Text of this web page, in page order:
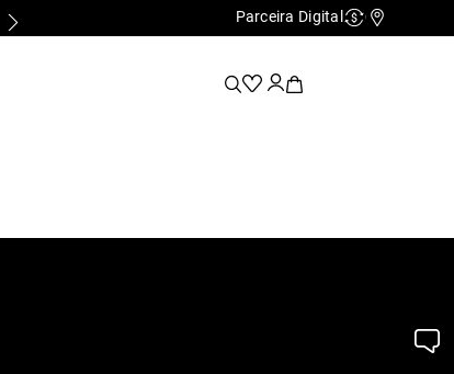
Parceira Digital Cashback